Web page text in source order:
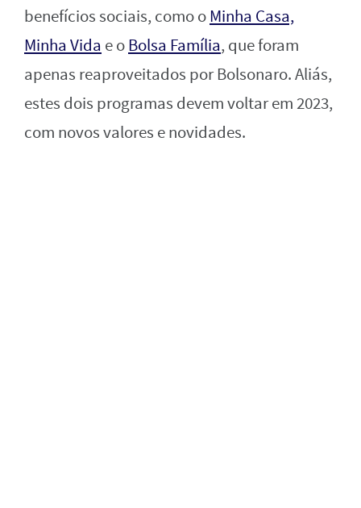
benefícios sociais, como oMinha Casa,
Minha Vida e oBolsa Família, que foram
apenas reaproveitados por Bolsonaro. Aliás,
estes dois programas devem voltar em 2023,
com novos valores e novidades.